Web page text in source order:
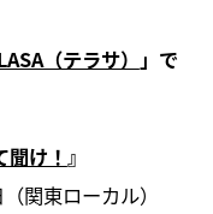
（テラサ） 」で
け！ 』
関東ローカル）